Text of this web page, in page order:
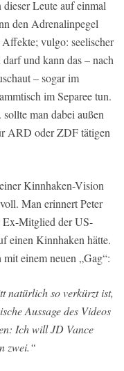
Leute auf einmal
den Adrenalinpegel
vulgo: seelischer
und kann das – nach
– sogar im
im Separee tun.
man dabei außen
ARD oder ZDF tätigen
Kinnhaken-Vision
Man erinnert Peter
Ex-Mitglied der US-
einen Kinnhaken hätte.
einem neuen „Gag“:
natürlich so verkürzt ist,
Aussage des Videos
Ich will JD Vance
zwei.“